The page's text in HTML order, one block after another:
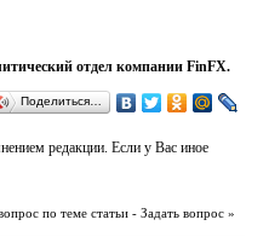
отдел компании FinFX.
Поделиться…
редакции. Если у Вас иное
по теме статьи - Задать вопрос »